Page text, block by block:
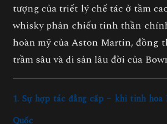
tượng của triết lý chế tác ở tầm
whisky phản chiếu tinh thần
hoàn mỹ của Aston Martin, đồng
trầm sâu và di sản lâu đời của
1. Sự hợp tác đẳng cấp – khi tinh
Quốc